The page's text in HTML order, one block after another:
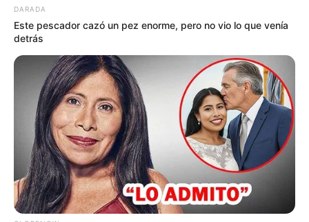
Asaderos
Caldo Parado Tabora (Calle 72 # 78-08).
Asadero y Pescadería Mi Gabán (Carrera 76 # 72B-
17).
La Gran Parrilla Santandereana (Carrera 80 # 71B-
20).
Asadero Mi Fogón Llanero (Carrera 76 # 72B-23).
Asadero Santandereano Los Ariza (Carrera 80 # 71-
30).
DARADA
Este pescador cazó un pez enorme, pero no vio lo que venía
detrás